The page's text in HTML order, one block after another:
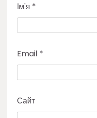
Ім'я *
Email *
Сайт